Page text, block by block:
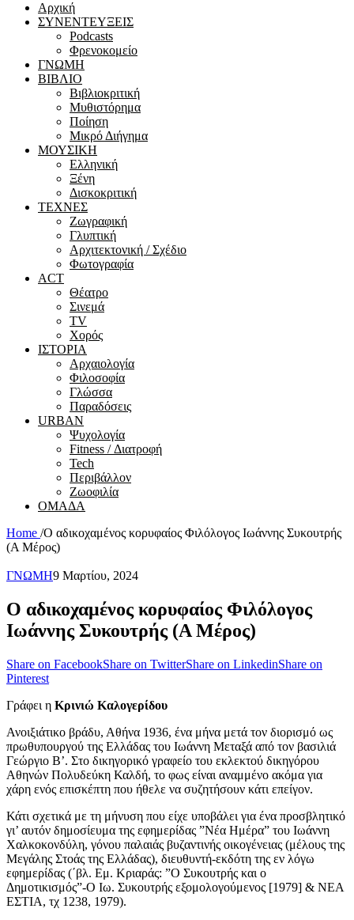
Αρχική
ΣΥΝΕΝΤΕΥΞΕΙΣ
Podcasts
Φρενοκομείο
ΓΝΩΜΗ
ΒΙΒΛΙΟ
Βιβλιοκριτική
Μυθιστόρημα
Ποίηση
Μικρό Διήγημα
ΜΟΥΣΙΚΗ
Ελληνική
Ξένη
Δισκοκριτική
ΤΕΧΝΕΣ
Ζωγραφική
Γλυπτική
Αρχιτεκτονική / Σχέδιο
Φωτογραφία
ACT
Θέατρο
Σινεμά
ΤV
Χορός
ΙΣΤΟΡΙΑ
Αρχαιολογία
Φιλοσοφία
Γλώσσα
Παραδόσεις
URBAN
Ψυχολογία
Fitness / Διατροφή
Tech
Περιβάλλον
Ζωοφιλία
ΟΜΑΔΑ
Home /Ο αδικοχαμένος κορυφαίος Φιλόλογος Ιωάννης Συκουτρής
(Α Μέρος)
ΓΝΩΜΗ9 Μαρτίου, 2024
Ο αδικοχαμένος κορυφαίος Φιλόλογος
Ιωάννης Συκουτρής (Α Μέρος)
Share on FacebookShare on TwitterShare on LinkedinShare on
Pinterest
Γράφει η Κρινιώ Καλογερίδου
Ανοιξιάτικο βράδυ, Αθήνα 1936, ένα μήνα μετά τον διορισμό ως
πρωθυπουργού της Ελλάδας του Ιωάννη Μεταξά από τον βασιλιά
Γεώργιο Β’. Στο δικηγορικό γραφείο του εκλεκτού δικηγόρου
Αθηνών Πολυδεύκη Καλδή, το φως είναι αναμμένο ακόμα για
χάρη ενός επισκέπτη που ήθελε να συζητήσουν κάτι επείγον.
Κάτι σχετικά με τη μήνυση που είχε υποβάλει για ένα προσβλητικό
γι’ αυτόν δημοσίευμα της εφημερίδας ”Νέα Ημέρα” του Ιωάννη
Χαλκοκονδύλη, γόνου παλαιάς βυζαντινής οικογένειας (μέλους της
Μεγάλης Στοάς της Ελλάδας), διευθυντή-εκδότη της εν λόγω
εφημερίδας (΄βλ. Εμ. Κριαράς: ”Ο Συκουτρής και ο
Δημοτικισμός”-Ο Ιω. Συκουτρής εξομολογούμενος [1979] & ΝΕΑ
ΕΣΤΙΑ, τχ 1238, 1979).